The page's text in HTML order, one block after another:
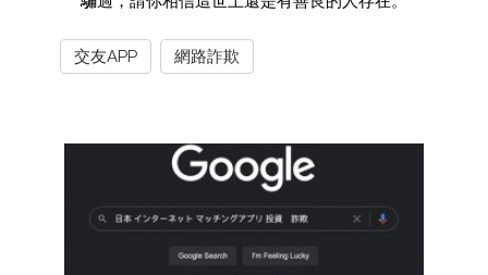
交友APP 網路詐欺